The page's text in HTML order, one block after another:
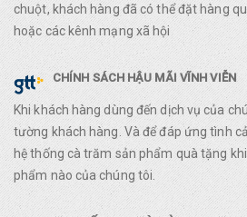
chuột, khách hàng đã có thể đặt hàng
hoặc các kênh mạng xã hội
CHÍNH SÁCH HẬU MÃI VĨNH VIỄN
Khi khách hàng dùng đến dịch vụ của
tường khách hàng. Và để đáp ứng tình
hệ thống cà trăm sản phẩm quà tặng
phẩm nào của chúng tôi.